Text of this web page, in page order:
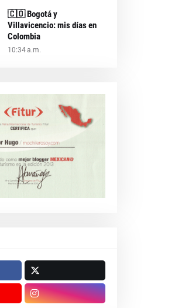
🇨🇴 Bogotá y
Villavicencio: mis días en
Colombia
10:34 a.m.